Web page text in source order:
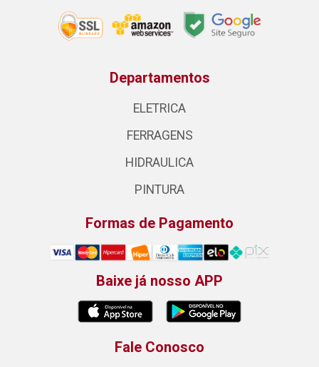
Departamentos
ELETRICA
FERRAGENS
HIDRAULICA
PINTURA
Formas de Pagamento
Baixe já nosso APP
Fale Conosco